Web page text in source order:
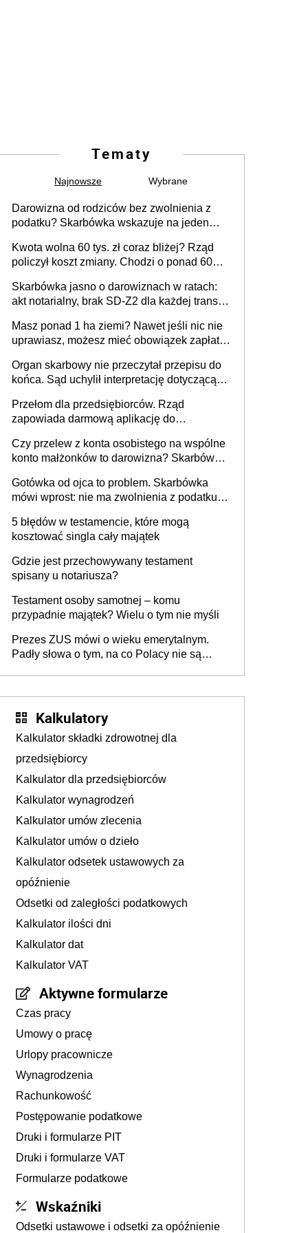
Tematy
Najnowsze Wybrane
Darowizna od rodziców bez zwolnienia z
podatku? Skarbówka wskazuje na jeden
Kwota wolna 60 tys. zł coraz bliżej? Rząd
policzył koszt zmiany. Chodzi o ponad 60
Skarbówka jasno o darowiznach w ratach:
akt notarialny, brak SD-Z2 dla każdej transzy
Masz ponad 1 ha ziemi? Nawet jeśli nic nie
uprawiasz, możesz mieć obowiązek zapłaty
Organ skarbowy nie przeczytał przepisu do
końca. Sąd uchylił interpretację dotyczącą
Przełom dla przedsiębiorców. Rząd
zapowiada darmową aplikację do
Czy przelew z konta osobistego na wspólne
konto małżonków to darowizna? Skarbówka
Gotówka od ojca to problem. Skarbówka
mówi wprost: nie ma zwolnienia z podatku
na konto obdarowanego
5 błędów w testamencie, które mogą
kosztować singla cały majątek
Gdzie jest przechowywany testament
spisany u notariusza?
Testament osoby samotnej – komu
przypadnie majątek? Wielu o tym nie myśli
Prezes ZUS mówi o wieku emerytalnym.
Padły słowa o tym, na co Polacy nie są
Kalkulatory
Kalkulator składki zdrowotnej dla
przedsiębiorcy
Kalkulator dla przedsiębiorców
Kalkulator wynagrodzeń
Kalkulator umów zlecenia
Kalkulator umów o dzieło
Kalkulator odsetek ustawowych za
opóźnienie
Odsetki od zaległości podatkowych
Kalkulator ilości dni
Kalkulator dat
Kalkulator VAT
Aktywne formularze
Czas pracy
Umowy o pracę
Urlopy pracownicze
Wynagrodzenia
Rachunkowość
Postępowanie podatkowe
Druki i formularze PIT
Druki i formularze VAT
Formularze podatkowe
Wskaźniki
Odsetki ustawowe i odsetki za opóźnienie